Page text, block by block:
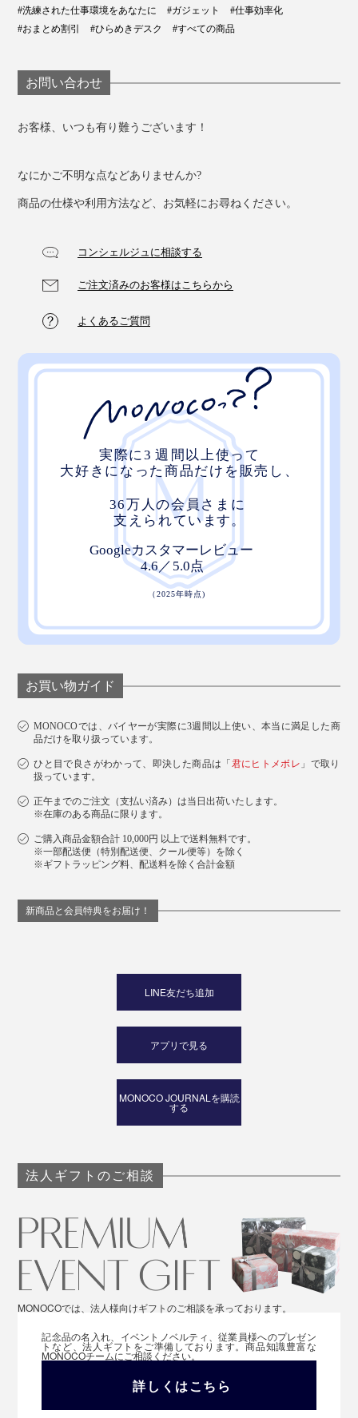
カーナビの設置やアップデートが面倒で、iPhoneの地図
その際、多くの車載スマホホルダーは、粘着テープで本
になってしまいます。
「マジェットスタンド」なら、車のダッシュボードにプ
レートを貼り付けておくだけで準備完了！
使いたい時は、プレート上に「マジェットスタンド」を
ピタッとくっつけるだけ。
チャージリング」も装着しておけば、充電
ダッシュボード上に残るのは平らなプレートのみ。レザ
ータッチな風合いなので、車内の景観も損ないません。
デスクスタンド
チャージリング」を装着
オフィスや在宅でのデスクワークで、iPhoneとパソコン
普通にデスク上に置いて使っても快適ですが、目線を高
くして設置したい方におすすめしたいのが、付属のプレ
#洗練された仕事環境をあなたに #ガジェット
#仕事効率化
#おまとめ割引
#ひらめきデスク #すべての商品
お問い合わせ
お客様、いつも有り難うございます！
なにかご不明な点などありませんか?
商品の仕様や利用方法など、お気軽にお尋ねください。
コンシェルジュに相談する
ご注文済みのお客様はこちらから
よくあるご質問
お買い物ガイド
MONOCOでは、バイヤーが実際に3週間以上使い、本当に満足した商
品だけを取り扱っています。
ひと目で良さがわかって、即決した商品は「君にヒトメボレ 」で取り
扱っています。
正午までのご注文（支払い済み）は当日出荷いたします。
※在庫のある商品に限ります。
ご購入商品金額合計 10,000円 以上で送料無料です。
※一部配送便（特別配送便、クール便等）を除く
※ギフトラッピング料、配送料を除く合計金額
新商品と会員特典をお届け！
LINE友だち追加
アプリで見る
MONOCO JOURNALを購読
する
法人ギフトのご相談
MONOCOでは、法人様向けギフトのご相談を承っております。
記念品の名入れ、イベントノベルティ、従業員様へのプレゼン
トなど、法人ギフトをご準備しております。商品知識豊富な
MONOCOチームにご相談ください。
詳しくはこちら